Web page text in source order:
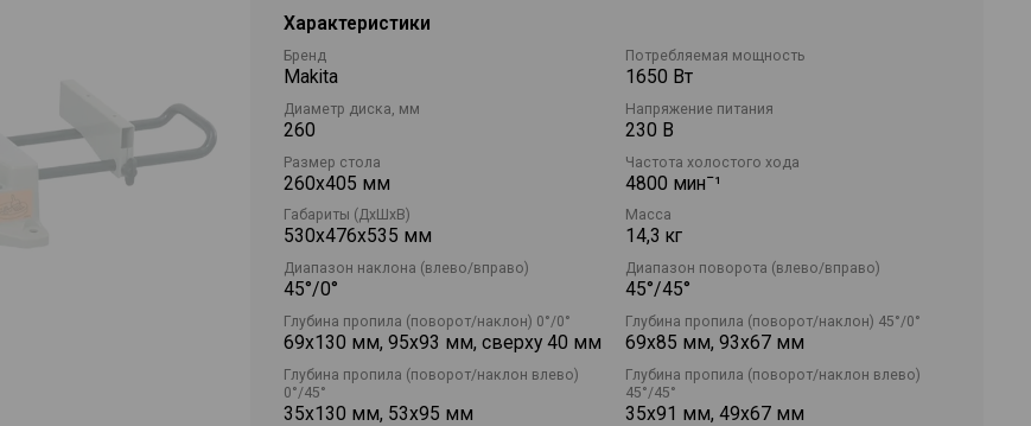
Поворот пилы в горизонтальной плоскости вправо до 52° и влево до 45°.
Защита от случайного пуска.
Дисковая маятниковая торцовочная пила и настольный распиловочный станок — в
Комплектация: пильный диск, пылесборник, торцовочный ключ, треугольная
линейка, торцовочный ключ, толкающая палка, дополнительная пластина, держатель
направляющей планки.
Характеристики
Бренд
Makita
Потребляемая мощность
1650 Вт
Диаметр диска, мм
260
Напряжение питания
230 В
Размер стола
260х405 мм
Частота холостого хода
4800 минˉ¹
Габариты (ДхШхВ)
530х476х535 мм
Масса
14,3 кг
Диапазон наклона (влево/вправо)
45°/0°
Диапазон поворота (влево/вправо)
45°/45°
Глубина пропила (поворот/наклон) 0°/0°
69х130 мм, 95х93 мм, сверху 40 мм
Глубина пропила (поворот/наклон) 45°/0°
69х85 мм, 93х67 мм
Глубина пропила (поворот/наклон влево)
0°/45°
35х130 мм, 53х95 мм
Глубина пропила (поворот/наклон влево)
45°/45°
35х91 мм, 49х67 мм